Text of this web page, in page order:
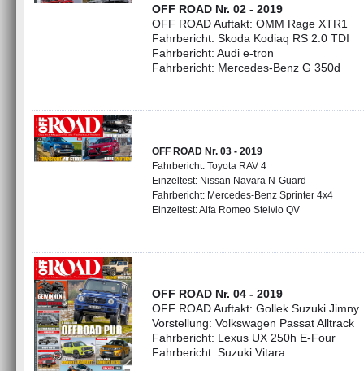
OFF ROAD Nr. 02 - 2019
OFF ROAD Auftakt: OMM Rage XTR1
Fahrbericht: Skoda Kodiaq RS 2.0 TDI
Fahrbericht: Audi e-tron
Fahrbericht: Mercedes-Benz G 350d
OFF ROAD Nr. 03 - 2019
Fahrbericht: Toyota RAV 4
Einzeltest: Nissan Navara N-Guard
Fahrbericht: Mercedes-Benz Sprinter 4x4
Einzeltest: Alfa Romeo Stelvio QV
OFF ROAD Nr. 04 - 2019
OFF ROAD Auftakt: Gollek Suzuki Jimny
Vorstellung: Volkswagen Passat Alltrack
Fahrbericht: Lexus UX 250h E-Four
Fahrbericht: Suzuki Vitara